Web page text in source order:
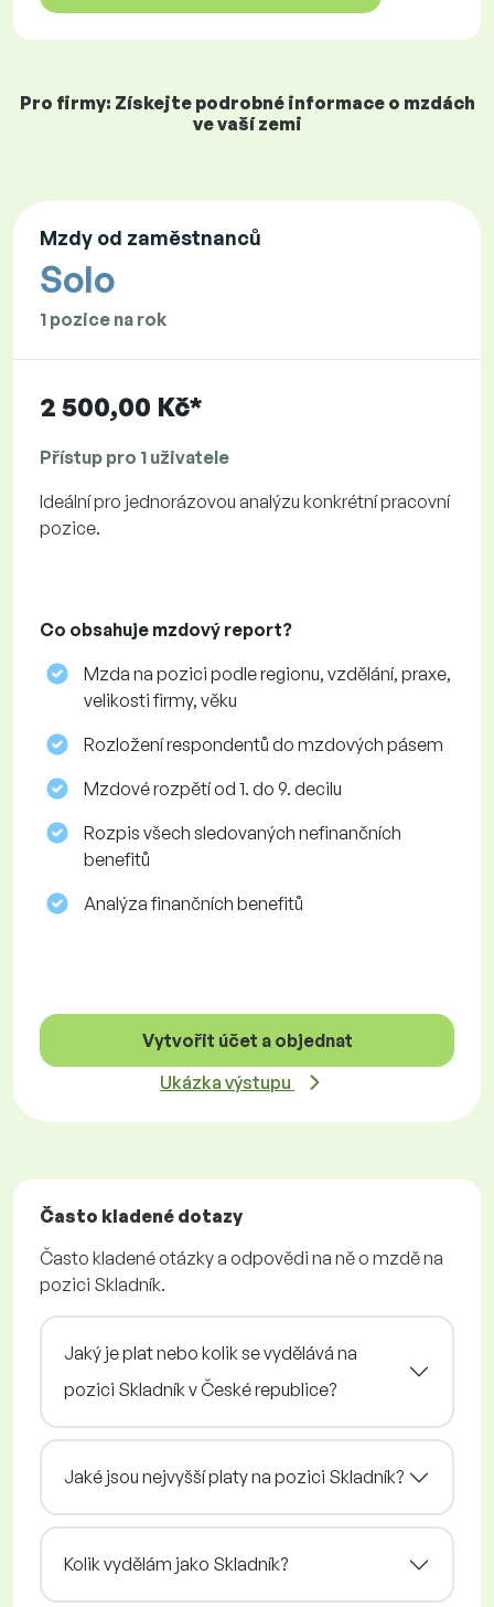
Pro firmy: Získejte podrobné informace o mzdách
ve vaší zemi
Mzdy od zaměstnanců
Solo
1 pozice na rok
2 500,00 Kč*
Přístup pro 1 uživatele
Ideální pro jednorázovou analýzu konkrétní pracovní
pozice.
Co obsahuje mzdový report?
Mzda na pozici podle regionu, vzdělání, praxe,
velikosti firmy, věku
Rozložení respondentů do mzdových pásem
Mzdové rozpětí od 1. do 9. decilu
Rozpis všech sledovaných nefinančních
benefitů
Analýza finančních benefitů
Vytvořit účet a objednat
Ukázka výstupu
Často kladené dotazy
Často kladené otázky a odpovědi na ně o mzdě na
pozici Skladník.
Jaký je plat nebo kolik se vydělává na
pozici Skladník v České republice?
Jaké jsou nejvyšší platy na pozici Skladník?
Kolik vydělám jako Skladník?